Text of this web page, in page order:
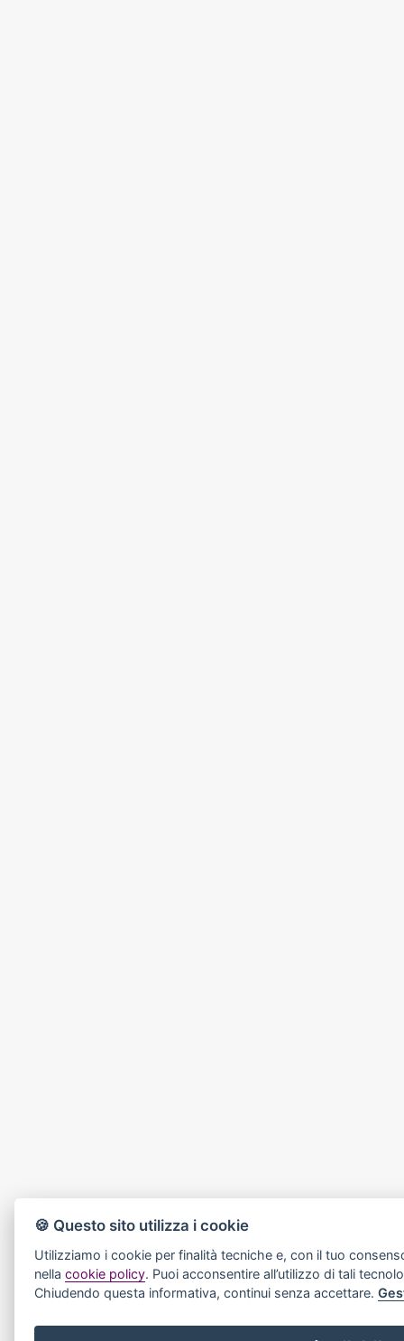
🍪 Questo sito utilizza i cookie
Utilizziamo i cookie per finalità tecniche e, con il tuo
nellacookie policy. Puoi acconsentire all’utilizzo di tali
Chiudendo questa informativa, continui senza accettare.